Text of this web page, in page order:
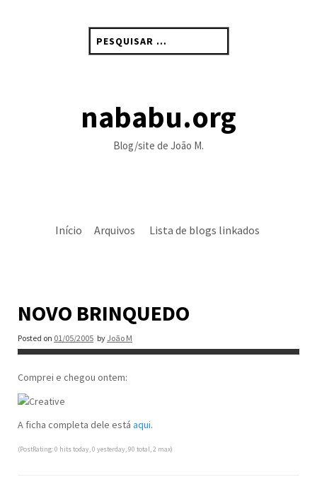
por:
nababu.org
Blog/site de João M.
Início Arquivos Lista de blogs linkados
NOVO BRINQUEDO
Posted on 01/05/2005 by João M
Comprei e chegou ontem:
A ficha completa dele está aqui.
(PostRating: 0 hits today, 0 yesterday, 90 total, 2 max)